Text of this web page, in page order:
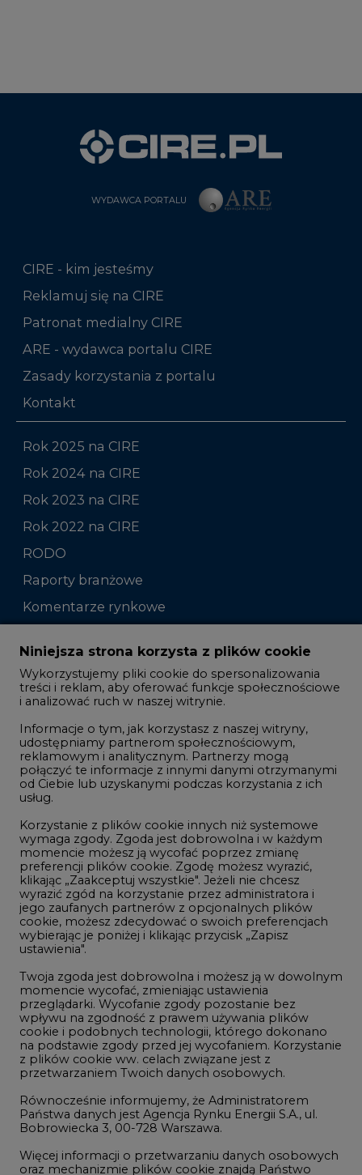
WYDAWCA PORTALU
CIRE - kim jesteśmy
Reklamuj się na CIRE
Patronat medialny CIRE
ARE - wydawca portalu CIRE
Zasady korzystania z portalu
Kontakt
Rok 2025 na CIRE
Rok 2024 na CIRE
Rok 2023 na CIRE
Rok 2022 na CIRE
RODO
Raporty branżowe
Komentarze rynkowe
Zmiany kadrowe na rynku
Studio CIRE
Rozmowy o energetyce
Gospodarka
Geopolityka
LTE450
Innowacje i AI
Telekomunikacja i IT
Handel emisjami CO2
Wodór
Górnictwo
Atom
Fotowoltaika
Offshore wind
Zielone samorządy
Zielona gospodarka
Niniejsza strona korzysta z plików cookie
Wykorzystujemy pliki cookie do spersonalizowania
treści i reklam, aby oferować funkcje społecznościowe
i analizować ruch w naszej witrynie.
Informacje o tym, jak korzystasz z naszej witryny,
udostępniamy partnerom społecznościowym,
reklamowym i analitycznym. Partnerzy mogą
połączyć te informacje z innymi danymi otrzymanymi
od Ciebie lub uzyskanymi podczas korzystania z ich
usług.
Korzystanie z plików cookie innych niż systemowe
wymaga zgody. Zgoda jest dobrowolna i w każdym
momencie możesz ją wycofać poprzez zmianę
preferencji plików cookie. Zgodę możesz wyrazić,
klikając „Zaakceptuj wszystkie". Jeżeli nie chcesz
wyrazić zgód na korzystanie przez administratora i
jego zaufanych partnerów z opcjonalnych plików
cookie, możesz zdecydować o swoich preferencjach
wybierając je poniżej i klikając przycisk „Zapisz
ustawienia".
Twoja zgoda jest dobrowolna i możesz ją w dowolnym
momencie wycofać, zmieniając ustawienia
przeglądarki. Wycofanie zgody pozostanie bez
wpływu na zgodność z prawem używania plików
cookie i podobnych technologii, którego dokonano
na podstawie zgody przed jej wycofaniem. Korzystanie
z plików cookie ww. celach związane jest z
przetwarzaniem Twoich danych osobowych.
Równocześnie informujemy, że Administratorem
Państwa danych jest Agencja Rynku Energii S.A., ul.
Bobrowiecka 3, 00-728 Warszawa.
Więcej informacji o przetwarzaniu danych osobowych
oraz mechanizmie plików cookie znajdą Państwo